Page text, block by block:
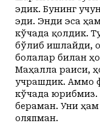
эдик. Бунинг
эди. Энди эса
кўчада қолдик.
бўлиб ишлайди,
болалар билан
Маҳалла раиси,
учрашдик. Аммо
кўчада юрибмиз.
бераман. Уни
оляпман.